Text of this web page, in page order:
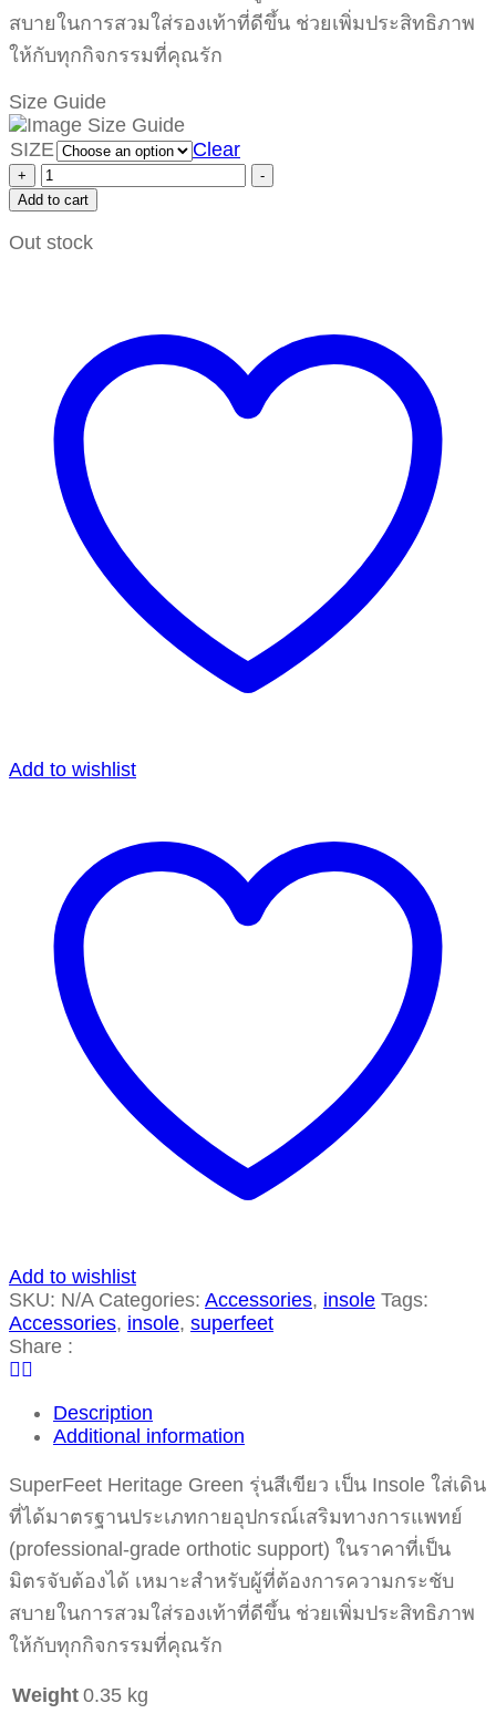
สบายในการสวมใส่รองเท้าที่ดีขึ้น ช่วยเพิ่มประสิทธิภาพ
ให้กับทุกกิจกรรมที่คุณรัก
Size Guide
SIZE Clear
+
-
Add to cart
Out stock
Add to wishlist
Add to wishlist
SKU: N/A Categories: Accessories, insole Tags:
Accessories, insole, superfeet
Share :
Description
Additional information
SuperFeet Heritage Green รุ่นสีเขียว เป็น Insole ใส่เดิน
ที่ได้มาตรฐานประเภทกายอุปกรณ์เสริมทางการแพทย์
(professional-grade orthotic support) ในราคาที่เป็น
มิตรจับต้องได้ เหมาะสำหรับผู้ที่ต้องการความกระชับ
สบายในการสวมใส่รองเท้าที่ดีขึ้น ช่วยเพิ่มประสิทธิภาพ
ให้กับทุกกิจกรรมที่คุณรัก
Weight 0.35 kg